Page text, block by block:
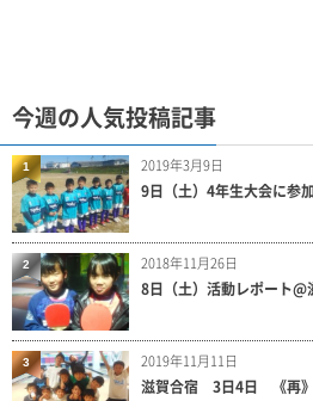
今週の人気投稿記事
2019年3月9日
9日（土）4年生大会に参加
1
2018年11月26日
8日（土）活動レポート@
2
2019年11月11日
滋賀合宿 3日4日 《再
3